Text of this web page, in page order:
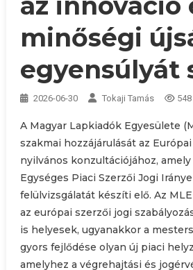
minőségi
egyensúlyát
2026-06-30 Tokaji Tamás 548
A Magyar Lapkiadók Egyesülete
szakmai hozzájárulását az
nyilvános konzultációjához,
Egységes Piaci Szerzői Jogi
felülvizsgálatát készíti elő. Az
az európai szerzői jogi
is helyesek, ugyanakkor a
gyors fejlődése olyan új piaci
amelyhez a végrehajtási és